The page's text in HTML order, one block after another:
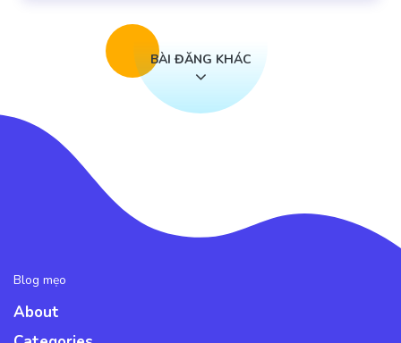
BÀI ĐĂNG KHÁC
Blog mẹo
About